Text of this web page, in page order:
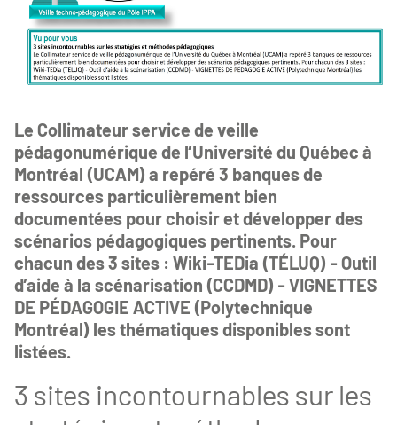
Le Collimateur service de veille
pédagonumérique de l’Université du Québec à
Montréal (UCAM) a repéré 3 banques de
ressources particulièrement bien
documentées pour choisir et développer des
scénarios pédagogiques pertinents. Pour
chacun des 3 sites : Wiki-TEDia (TÉLUQ) - Outil
d’aide à la scénarisation (CCDMD) - VIGNETTES
DE PÉDAGOGIE ACTIVE (Polytechnique
Montréal) les thématiques disponibles sont
listées.
3 sites incontournables sur les